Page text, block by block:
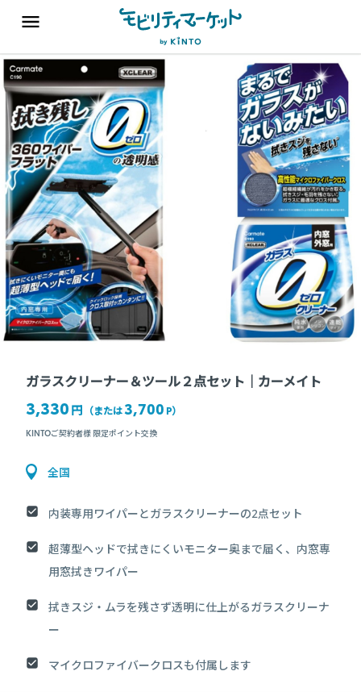
ガラスクリーナー＆ツール２点セット｜カーメイト
3,330 円 （または3,700 P）
KINTOご契約者様 限定ポイント交換
全国
内装専用ワイパーとガラスクリーナーの2点セット
超薄型ヘッドで拭きにくいモニター奥まで届く、内窓専
用窓拭きワイパー
拭きスジ・ムラを残さず透明に仕上がるガラスクリーナ
ー
マイクロファイバークロスも付属します